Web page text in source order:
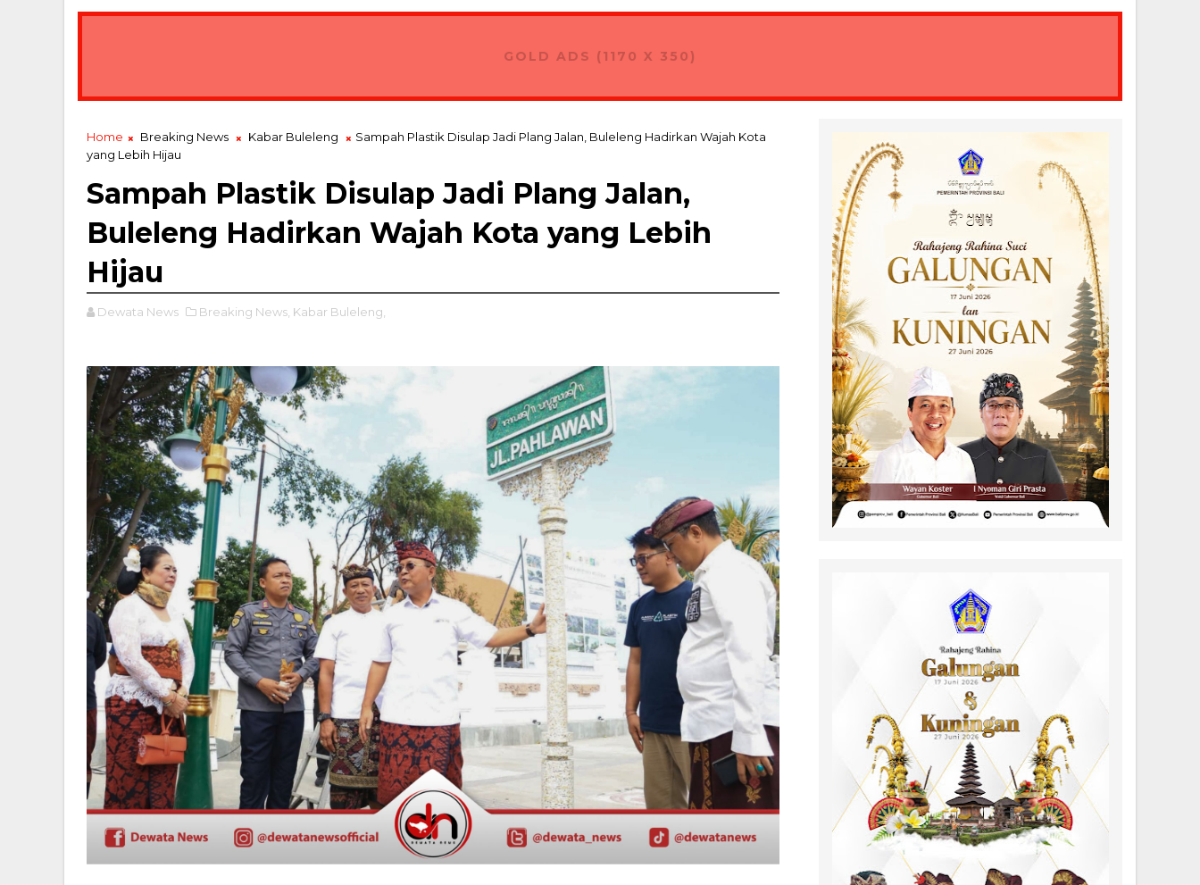
GOLD ADS (1170 X 350)
Home Breaking News Kabar Buleleng
Sampah Plastik Disulap Jadi Plang Jalan, Buleleng Hadirkan Wajah Kota
yang Lebih Hijau
Sampah Plastik Disulap Jadi Plang Jalan,
Buleleng Hadirkan Wajah Kota yang Lebih
Hijau
Dewata News Breaking News, Kabar Buleleng,